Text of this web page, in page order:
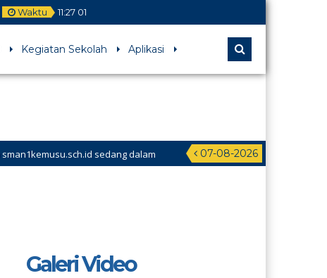
Waktu 11:27 04
Kegiatan Sekolah Aplikasi
07-08-2026
Galeri Video